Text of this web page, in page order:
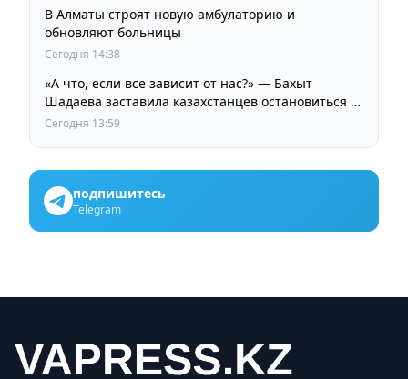
В Алматы строят новую амбулаторию и
обновляют больницы
Сегодня 14:38
«А что, если все зависит от нас?» — Бахыт
Шадаева заставила казахстанцев остановиться и
задуматься
Сегодня 13:59
подпишитесь
Telegram